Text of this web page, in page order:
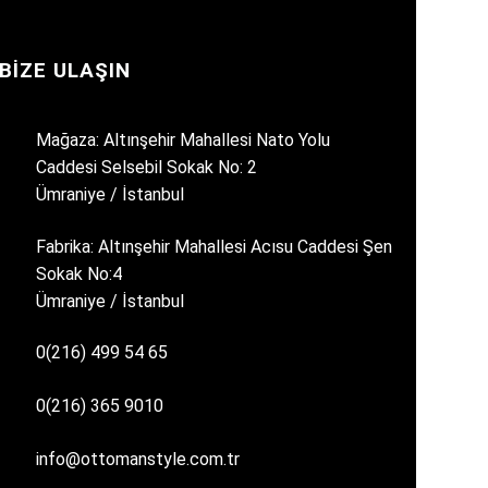
BIZE ULAŞIN
Mağaza: Altınşehir Mahallesi Nato Yolu
Caddesi Selsebil Sokak No: 2
Ümraniye / İstanbul
Fabrika: Altınşehir Mahallesi Acısu Caddesi Şen
Sokak No:4
Ümraniye / İstanbul
0(216) 499 54 65
0(216) 365 9010
info@ottomanstyle.com.tr